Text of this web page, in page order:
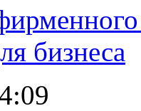
бизнеса